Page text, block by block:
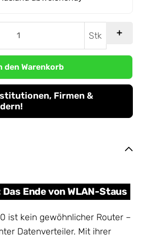
Stk
den Warenkorb
Firmen &
Ende von WLAN-Staus
ist kein gewöhnlicher Router –
Datenverteiler. Mit ihrer